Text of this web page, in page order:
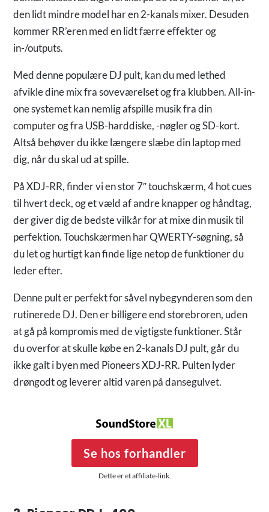
den lidt mindre model har en 2-kanals mixer. Desuden
kommer RR’eren med en lidt færre effekter og
in-/outputs.
Med denne populære DJ pult, kan du med lethed
afvikle dine mix fra soveværelset og fra klubben. All-in-
one systemet kan nemlig afspille musik fra din
computer og fra USB-harddiske, -nøgler og SD-kort.
Altså behøver du ikke længere slæbe din laptop med
dig, når du skal ud at spille.
På XDJ-RR, finder vi en stor 7″ touchskærm, 4 hot cues
til hvert deck, og et væld af andre knapper og håndtag,
der giver dig de bedste vilkår for at mixe din musik til
perfektion. Touchskærmen har QWERTY-søgning, så
du let og hurtigt kan finde lige netop de funktioner du
leder efter.
Denne pult er perfekt for såvel nybegynderen som den
rutinerede DJ. Den er billigere end storebroren, uden
at gå på kompromis med de vigtigste funktioner. Står
du overfor at skulle købe en 2-kanals DJ pult, går du
ikke galt i byen med Pioneers XDJ-RR. Pulten lyder
drøngodt og leverer altid varen på dansegulvet.
Se hos forhandler
Dette er et affiliate-link.